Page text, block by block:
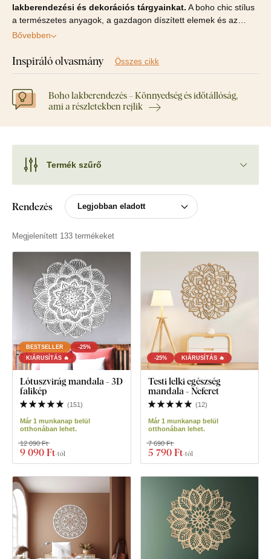
lakberendezési és dekorációs tárgyainkat. A boho chic stílus
a természetes anyagok, a gazdagon díszített elemek és az…
Bővebben
Inspiráló olvasmány Összes cikk
Boho lakberendezés – Könnyedség és időtállóság,
ami a részletekben rejlik
Termék szűrő
Rendezés
Megjelenített 133 termékeket
BESTSELLER
-25%
KIÁRUSÍTÁS 🔥
Lótuszvirág mandala - 3D
falikép
(151)
Már 1 munkanap belül
otthonában lehet.
9 090 Ft-tól
12 090 Ft
-25% KIÁRUSÍTÁS 🔥
Testi lelki egészség
mandala - Neferet
(12)
Már 1 munkanap belül
otthonában lehet.
5 790 Ft-tól
7 690 Ft